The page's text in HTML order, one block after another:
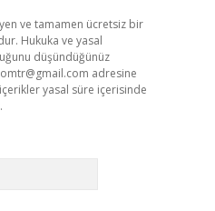
ve tamamen ücretsiz bir
Hukuka ve yasal
düşündüğünüz
adresine
yasal süre içerisinde